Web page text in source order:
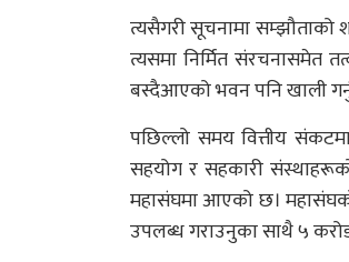
त्यसैगरी सूचनामा सम्झौताको
त्यसमा निर्मित
बस्दैआएको भवन पनि खाली
पछिल्लो समय वित्तीय
सहयोग र सहकारी
महासंघमा आएको छ। महासंघको
उपलब्ध गराउनुका साथै ५